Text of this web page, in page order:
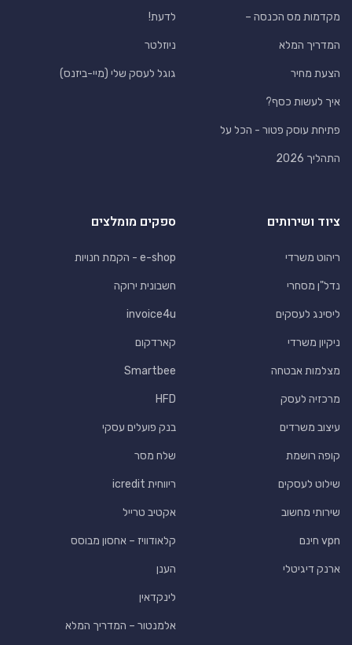
מקדמות מס הכנסה –
המדריך המלא
הצעת מחיר
איך לעשות כסף?
פתיחת עוסק פטור - הכל על
התהליך 2026
לדעת!
ניוזלטר
גוגל לעסק שלי (מיי-ביזנס)
ציוד ושירותים
ריהוט משרדי
נדל"ן מסחרי
ליסינג לעסקים
ניקיון משרדי
מצלמות אבטחה
מרכזיה לעסק
עיצוב משרדים
קופה רושמת
שילוט לעסקים
שירותי מחשוב
vpn חינם
ארנק דיגיטלי
ספקים מומלצים
e-shop - הקמת חנויות
חשבונית ירוקה
invoice4u
קארדקום
Smartbee
HFD
בנק פועלים עסקי
שלח מסר
ריווחית icredit
אקטיב טרייל
קלאודוויז – אחסון מבוסס
הענן
לינקדאין
אלמנטור – המדריך המלא